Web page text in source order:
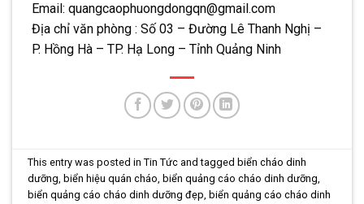
Email: quangcaophuongdongqn@gmail.com
Địa chỉ văn phòng : Số 03 – Đường Lê Thanh Nghị –
P. Hồng Hà – TP. Hạ Long – Tỉnh Quảng Ninh
This entry was posted inTin Tức and tagged biển cháo dinh
dưỡng, biển hiệu quán cháo, biển quảng cáo cháo dinh dưỡng,
biển quảng cáo cháo dinh dưỡng đẹp, biển quảng cáo cháo dinh